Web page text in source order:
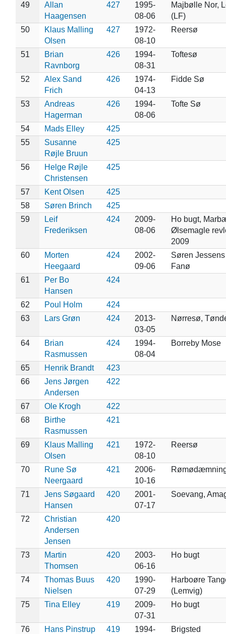
49
Allan
Haagensen
427
1995-
08-06
Majbølle Nor,
(LF)
50
Klaus Malling
Olsen
427
1972-
08-10
Reersø
51
Brian
Ravnborg
426
1994-
08-31
Toftesø
52
Alex Sand
Frich
426
1974-
04-13
Fidde Sø
53
Andreas
Hagerman
426
1994-
08-06
Tofte Sø
54 Mads Elley
425
55
Susanne
Røjle Bruun
425
56
Helge Røjle
Christensen
425
57 Kent Olsen
425
58
Søren Brinch
425
59
Leif
Frederiksen
424
2009-
08-06
Ho bugt,
Ølsemagle
2009
60
Morten
Heegaard
424
2002-
09-06
Søren
Fanø
61
Per Bo
Hansen
424
62 Poul Holm
424
63
Lars Grøn 424
2013-
03-05
Nørresø,
64
Brian
Rasmussen
424
1994-
08-04
Borreby Mose
65 Henrik Brandt
423
66
Jens Jørgen
Andersen
422
67 Ole Krogh
422
68
Birthe
Rasmussen
421
69
Klaus Malling
Olsen
421
1972-
08-10
Reersø
70
Rune Sø
Neergaard
421
2006-
10-16
71
Jens Søgaard
Hansen
420
2001-
07-17
Soevang,
72
Christian
Andersen
Jensen
420
73
Martin
Thomsen
420
2003-
06-16
Ho bugt
74
Thomas Buus
Nielsen
420
1990-
07-29
Harboøre
(Lemvig)
75
Tina Elley 419
2009-
07-31
Ho bugt
76 Hans Pinstrup 419
1994-
Brigsted